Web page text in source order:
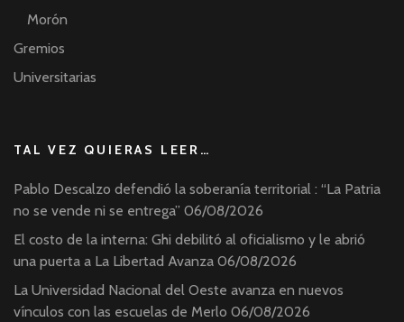
Morón
Gremios
Universitarias
TAL VEZ QUIERAS LEER…
Pablo Descalzo defendió la soberanía territorial : “La Patria
no se vende ni se entrega” 06/08/2026
El costo de la interna: Ghi debilitó al oficialismo y le abrió
una puerta a La Libertad Avanza 06/08/2026
La Universidad Nacional del Oeste avanza en nuevos
vínculos con las escuelas de Merlo 06/08/2026